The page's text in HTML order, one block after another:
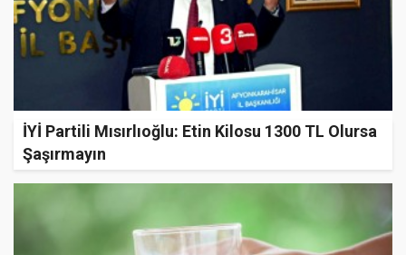
İYİ Partili Mısırlıoğlu: Etin Kilosu 1300 TL Olursa
Şaşırmayın